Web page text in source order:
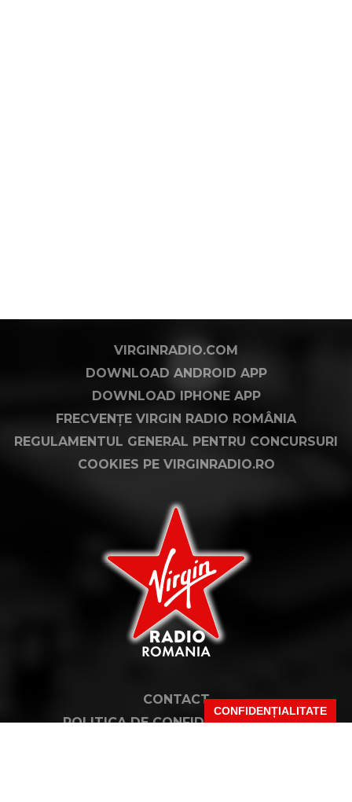
CONFIDENȚIALITATE
VIRGINRADIO.COM
DOWNLOAD ANDROID APP
DOWNLOAD IPHONE APP
FRECVENȚE VIRGIN RADIO ROMÂNIA
REGULAMENTUL GENERAL PENTRU CONCURSURI
COOKIES PE VIRGINRADIO.RO
CONTACT
POLITICA DE CONFIDENȚIALITATE